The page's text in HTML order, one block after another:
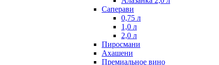
Саперави
0,75 л
1,0 л
2,0 л
Пиросмани
Ахашени
Премиальное вино